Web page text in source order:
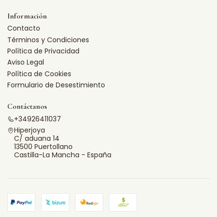
Información
Contacto
Términos y Condiciones
Política de Privacidad
Aviso Legal
Política de Cookies
Formulario de Desestimiento
Contáctanos
+34926411037
Hiperjoya
C/ aduana 14
13500 Puertollano
Castilla-La Mancha - España